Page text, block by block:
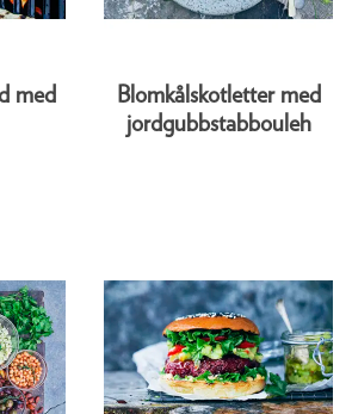
med
Blomkålskotletter med
jordgubbstabbouleh